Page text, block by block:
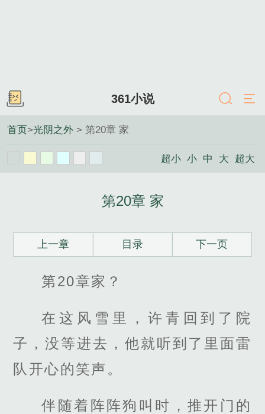
361小说
首页>光阴之外 > 第20章 家
超小 小 中 大 超大
第20章 家
上一章 目录 下一页
第20章家？
在这风雪里，许青回到了院
子，没等进去，他就听到了里面雷
队开心的笑声。
伴随着阵阵狗叫时，推开门的